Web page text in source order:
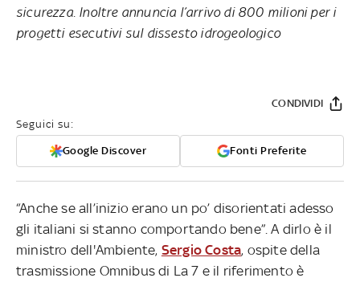
sicurezza. Inoltre annuncia l’arrivo di 800 milioni per i
progetti esecutivi sul dissesto idrogeologico
Seguici su:
Google Discover Fonti Preferite
CONDIVIDI
“Anche se all’inizio erano un po’ disorientati adesso
gli italiani si stanno comportando bene”. A dirlo è il
ministro dell'Ambiente, Sergio Costa, ospite della
trasmissione Omnibus di La 7 e il riferimento è